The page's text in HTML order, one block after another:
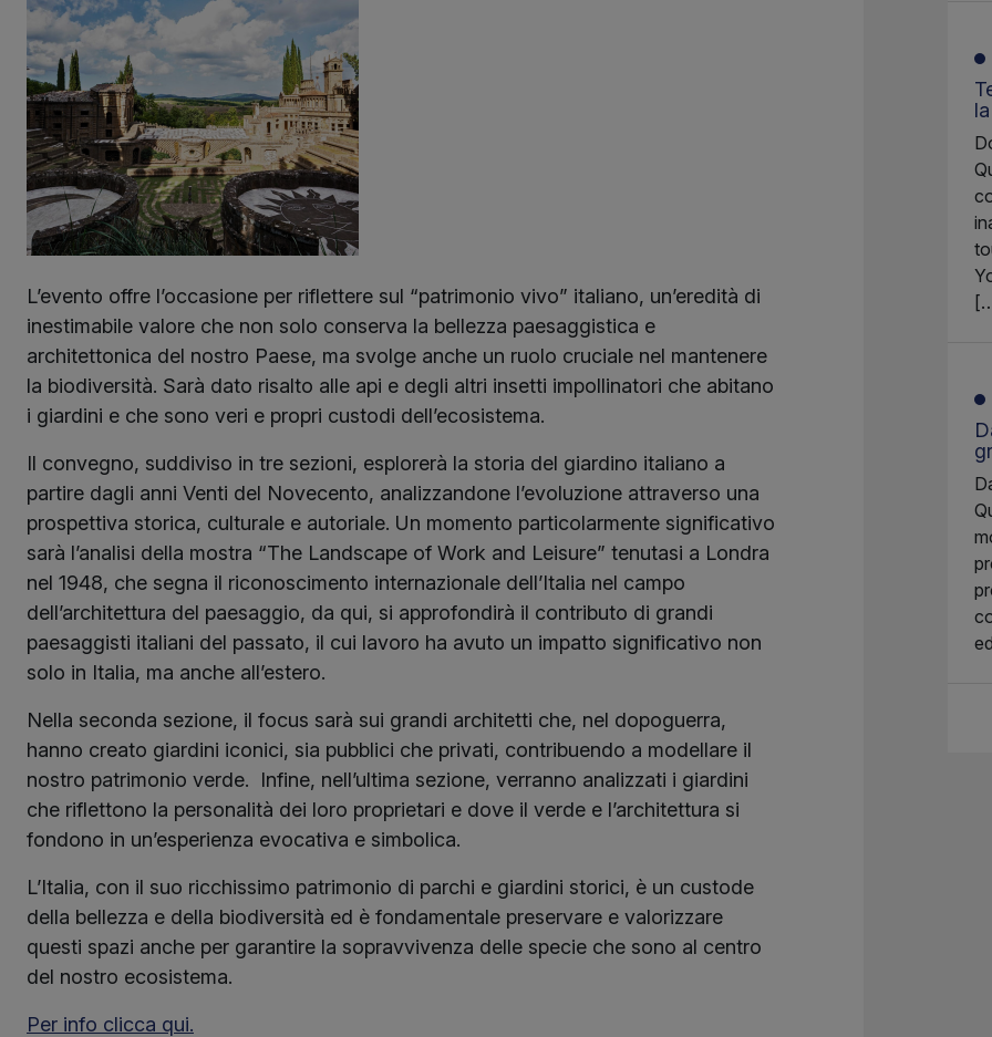
L’evento offre l’occasione per riflettere sul “patrimonio vivo” italiano, un’eredità di
inestimabile valore che non solo conserva la bellezza paesaggistica e
architettonica del nostro Paese, ma svolge anche un ruolo cruciale nel mantenere
la biodiversità. Sarà dato risalto alle api e degli altri insetti impollinatori che abitano
i giardini e che sono veri e propri custodi dell’ecosistema.
Il convegno, suddiviso in tre sezioni, esplorerà la storia del giardino italiano a
partire dagli anni Venti del Novecento, analizzandone l’evoluzione attraverso una
prospettiva storica, culturale e autoriale. Un momento particolarmente significativo
sarà l’analisi della mostra “The Landscape of Work and Leisure” tenutasi a Londra
nel 1948, che segna il riconoscimento internazionale dell’Italia nel campo
dell’architettura del paesaggio, da qui, si approfondirà il contributo di grandi
paesaggisti italiani del passato, il cui lavoro ha avuto un impatto significativo non
solo in Italia, ma anche all’estero.
Nella seconda sezione, il focus sarà sui grandi architetti che, nel dopoguerra,
hanno creato giardini iconici, sia pubblici che privati, contribuendo a modellare il
nostro patrimonio verde.
Infine, nell’ultima sezione, verranno analizzati i giardini
che riflettono la personalità dei loro proprietari e dove il verde e l’architettura si
fondono in un’esperienza evocativa e simbolica.
L’Italia, con il suo ricchissimo patrimonio di parchi e giardini storici, è un custode
della bellezza e della biodiversità ed è fondamentale preservare e valorizzare
questi spazi anche per garantire la sopravvivenza delle specie che sono al centro
del nostro ecosistema.
Per info clicca qui.